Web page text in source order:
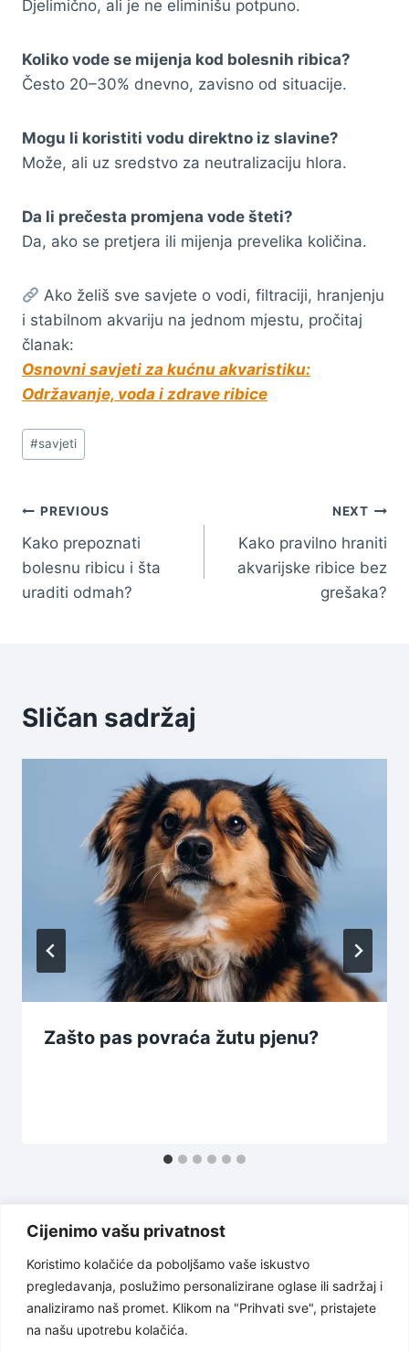
Cijenimo vašu privatnost
Koristimo kolačiće da poboljšamo vaše iskustvo
pregledavanja, poslužimo personalizirane oglase ili sadržaj i
analiziramo naš promet. Klikom na "Prihvati sve", pristajete
na našu upotrebu kolačića.
Djelimično, ali je ne eliminišu potpuno.
Koliko vode se mijenja kod bolesnih ribica?
Često 20–30% dnevno, zavisno od situacije.
Mogu li koristiti vodu direktno iz slavine?
Može, ali uz sredstvo za neutralizaciju hlora.
Da li prečesta promjena vode šteti?
Da, ako se pretjera ili mijenja prevelika količina.
Ako želiš sve savjete o vodi, filtraciji, hranjenju
i stabilnom akvariju na jednom mjestu, pročitaj
članak:
Osnovni savjeti za kućnu akvaristiku:
Održavanje, voda i zdrave ribice
Post
Tags:
#savjeti
Navigacija
članaka
PREVIOUS
Kako prepoznati
bolesnu ribicu i šta
uraditi odmah?
NEXT
Kako pravilno hraniti
akvarijske ribice bez
grešaka?
Sličan sadržaj
Zašto pas povraća žutu pjenu?
Uslovi korištenja
Politika privatnosti
O nama
Odricanje od odgovornosti